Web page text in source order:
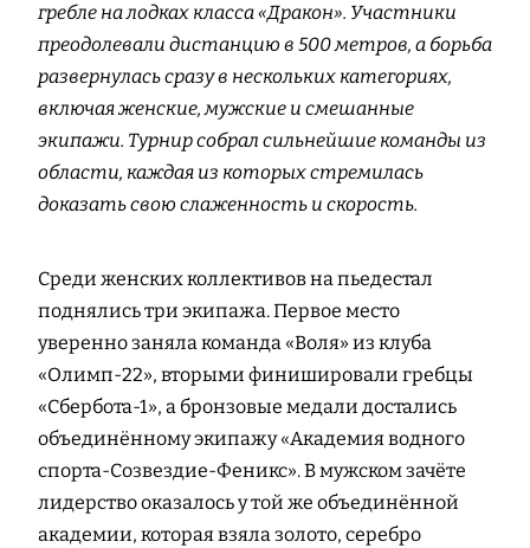
гребле на лодках класса «Дракон». Участники
преодолевали дистанцию в 500 метров, а борьба
развернулась сразу в нескольких категориях,
включая женские, мужские и смешанные
экипажи. Турнир собрал сильнейшие команды из
области, каждая из которых стремилась
доказать свою слаженность и скорость.
Среди женских коллективов на пьедестал
поднялись три экипажа. Первое место
уверенно заняла команда «Воля» из клуба
«Олимп-22», вторыми финишировали гребцы
«Сбербота-1», а бронзовые медали достались
объединённому экипажу «Академия водного
спорта-Созвездие-Феникс». В мужском зачёте
лидерство оказалось у той же объединённой
академии, которая взяла золото, серебро